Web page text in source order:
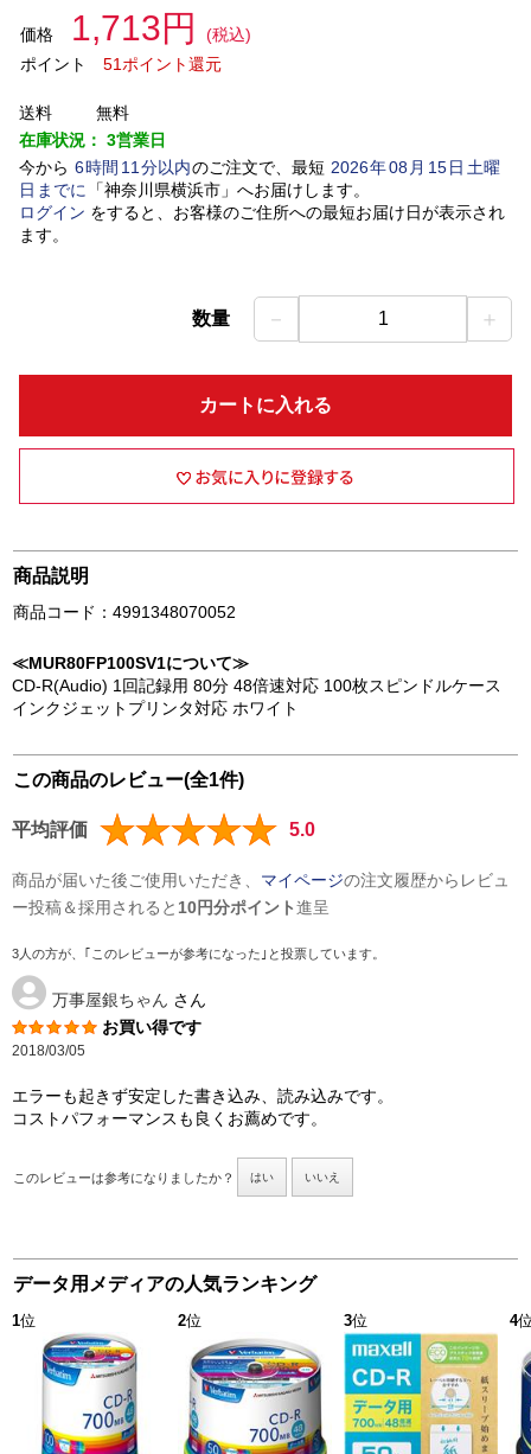
価格 1,713円
(税込)
ポイント
51ポイント還元
送料
無料
在庫状況： 3営業日
今から 6時間 11 分以内のご注文で、最短 2026年08 月 15日土曜
日 までに 「神奈川県横浜市」 へお届けします。
ログイン をすると、お客様のご住所への最短お届け日が表示され
ます。
数量 － 1 ＋
カートに入れる
商品説明
商品コード：4991348070052
≪MUR80FP100SV1について≫
CD-R(Audio) 1回記録用 80分 48倍速対応 100枚スピンドルケース
インクジェットプリンタ対応 ホワイト
この商品のレビュー(全1件)
平均評価 5.0
商品が届いた後ご使用いただき、 マイページの注文履歴からレビュ
ー投稿＆採用されると 10円分ポイント進呈
3人の方が、｢このレビューが参考になった｣と投票しています。
万事屋銀ちゃん さん
お買い得です
2018/03/05
エラーも起きず安定した書き込み、読み込みです。
コストパフォーマンスも良くお薦めです。
このレビューは参考になりましたか？ はい いいえ
データ用メディアの人気ランキング
1位 2位 3位 4